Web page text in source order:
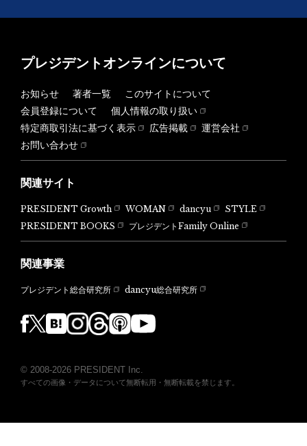
プレジデントオンラインについて
お知らせ 著者一覧
このサイトについて
会員登録について
個人情報の取り扱い
特定商取引法に基づく表示
広告掲載
運営会社
お問い合わせ
関連サイト
PRESIDENT Growth WOMAN dancyu
STYLE
PRESIDENT BOOKS
プレジデントFamily Online
関連事業
プレジデント総合研究所 dancyu総合研究所
© 2008-2026 PRESIDENT Inc.
すべての画像・データについて無断転用・無断転載を禁じます。